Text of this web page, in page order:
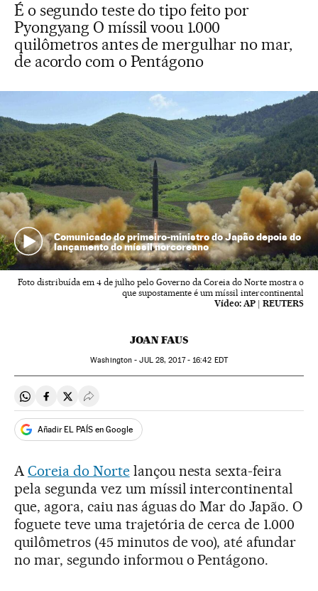
É o segundo teste do tipo feito por
Pyongyang O míssil voou 1.000
quilômetros antes de mergulhar no mar,
de acordo com o Pentágono
Comunicado do primeiro-ministro do Japão depois do
lançamento do míssil norcoreano
Foto distribuída em 4 de julho pelo Governo da Coreia do Norte mostra o
que supostamente é um míssil intercontinental
Vídeo: AP | REUTERS
JOAN FAUS
Washington -JUL28, 2017 - 16:42 EDT
Compartir en Whatsapp
Compartir en Facebook
Compartir en Twitter
Desplegar Redes Sociales
Añadir EL PAÍS en Google
ACoreia do Nortelançou nesta sexta-feira
pela segunda vez um míssil intercontinental
que, agora, caiu nas águas do Mar do Japão. O
foguete teve uma trajetória de cerca de 1.000
quilômetros (45 minutos de voo), até afundar
no mar, segundo informou o Pentágono.